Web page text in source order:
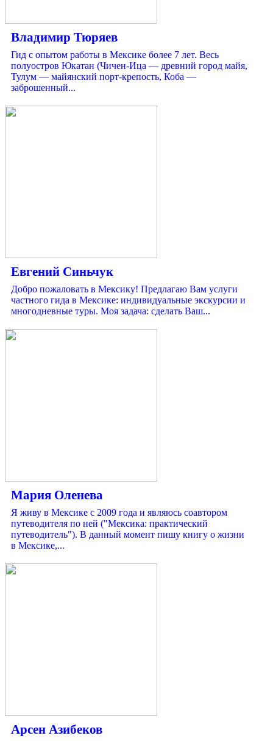
Владимир Тюряев
Гид с опытом работы в Мексике более 7 лет. Весь
полуостров Юкатан (Чичен-Ица — древний город майя,
Тулум — майянский порт-крепость, Коба —
заброшенный...
Евгений Синьчук
Добро пожаловать в Мексику! Предлагаю Вам услуги
частного гида в Мексике: индивидуальные экскурсии и
многодневные туры. Моя задача: сделать Ваш...
Мария Оленева
Я живу в Мексике с 2009 года и являюсь соавтором
путеводителя по ней ("Мексика: практический
путеводитель"). В данный момент пишу книгу о жизни
в Мексике,...
Арсен Азибеков